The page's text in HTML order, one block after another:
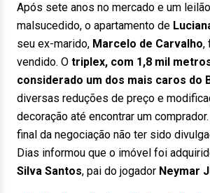
Após sete anos no mercado e um
malsucedido, o apartamento de
seu ex-marido, Marcelo de Carvalho,
vendido. O triplex, com 1,8 mil
considerado um dos mais caros do
diversas reduções de preço e
decoração até encontrar um
final da negociação não ter sido
Dias informou que o imóvel foi
Silva Santos, pai do jogador Neymar